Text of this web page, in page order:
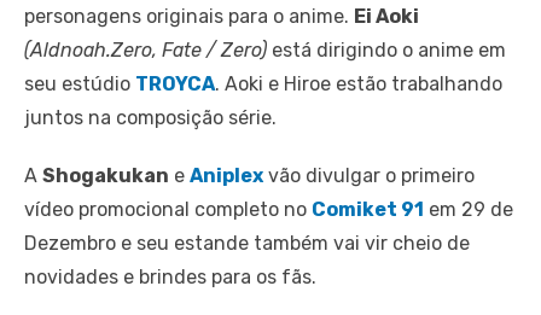
personagens originais para o anime. Ei Aoki
(Aldnoah.Zero, Fate / Zero) está dirigindo o anime em
seu estúdio TROYCA. Aoki e Hiroe estão trabalhando
juntos na composição série.
A Shogakukan e Aniplex vão divulgar o primeiro
vídeo promocional completo no Comiket 91 em 29 de
Dezembro e seu estande também vai vir cheio de
novidades e brindes para os fãs.